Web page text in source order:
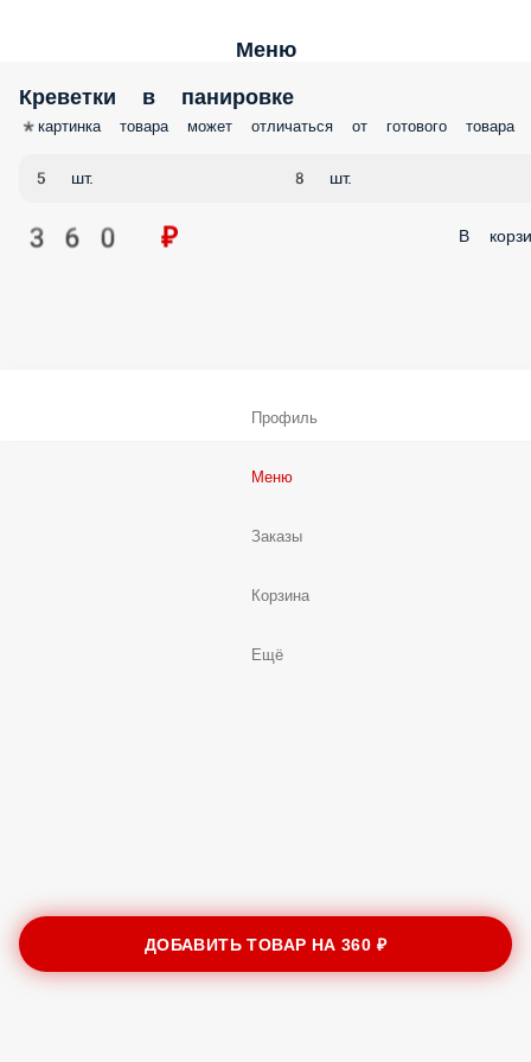
Меню
Креветки в панировке
*картинка товара может отличаться от готового товара
5 шт. 8 шт.
360 ₽ В
ДОБАВИТЬ ТОВАР НА360 ₽
Профиль
Меню
Заказы
Корзина
Ещё